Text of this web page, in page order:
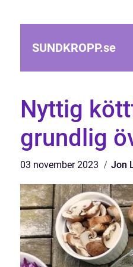
SUNDKROPP.se
Nyttig
grundlig
03 november 2023 Jon